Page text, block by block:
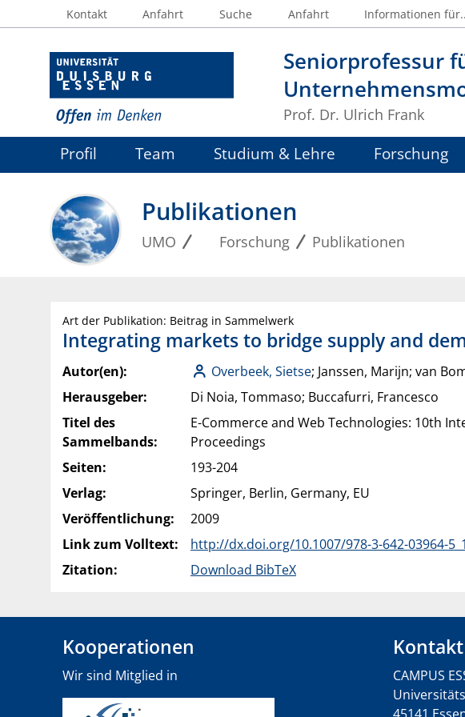
Seniorprofessur
Prof. Dr. Ulrich Frank
Kontakt Anfahrt Suche Anfahrt Informationen
Profil Team Studium & Lehre Forschung
Publikationen
UMO Forschung Publikationen
Art der Publikation: Beitrag in Sammelwerk
Integrating markets to bridge supply and
Autor(en): Overbeek, Sietse; Janssen, Marijn; van
Herausgeber:
Di Noia, Tommaso; Buccafurri, Francesco
Titel des
Sammelbands:
E-Commerce and Web Technologies: 10th
Proceedings
Seiten:
193-204
Verlag:
Springer, Berlin, Germany, EU
Veröffentlichung:
2009
Link zum Volltext:
http://dx.doi.org/10.1007/978-3-642-03964-
Zitation:
Download BibTeX
Kooperationen
Wir sind Mitglied in
Kontakt
CAMPUS